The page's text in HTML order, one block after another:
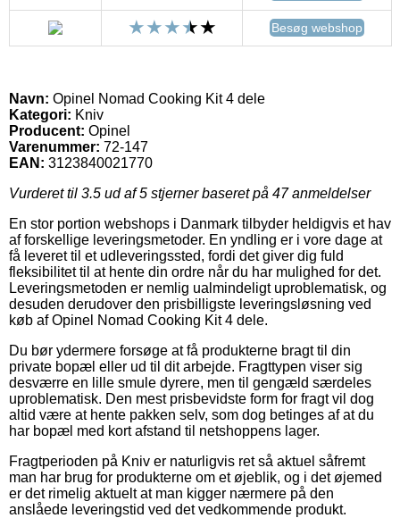
Besøg webshop
Navn: Opinel Nomad Cooking Kit 4 dele
Kategori: Kniv
Producent: Opinel
Varenummer: 72-147
EAN: 3123840021770
Vurderet til 3.5 ud af 5 stjerner baseret på 47anmeldelser
En stor portion webshops i Danmark tilbyder heldigvis et hav
af forskellige leveringsmetoder. En yndling er i vore dage at
få leveret til et udleveringssted, fordi det giver dig fuld
fleksibilitet til at hente din ordre når du har mulighed for det.
Leveringsmetoden er nemlig ualmindeligt uproblematisk, og
desuden derudover den prisbilligste leveringsløsning ved
køb af Opinel Nomad Cooking Kit 4 dele.
Du bør ydermere forsøge at få produkterne bragt til din
private bopæl eller ud til dit arbejde. Fragttypen viser sig
desværre en lille smule dyrere, men til gengæld særdeles
uproblematisk. Den mest prisbevidste form for fragt vil dog
altid være at hente pakken selv, som dog betinges af at du
har bopæl med kort afstand til netshoppens lager.
Fragtperioden på Kniv er naturligvis ret så aktuel såfremt
man har brug for produkterne om et øjeblik, og i det øjemed
er det rimelig aktuelt at man kigger nærmere på den
anslåede leveringstid ved det vedkommende produkt.